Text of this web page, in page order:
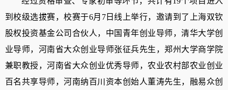
到校级选拔赛，校赛于6月7日线上举行， 邀请到了上海双钦
股权投资基金公司合伙人，中国青年创业导师，清华大学创
业导师，河南省大众创业导师张征兵先生，郑州大学商学院
兼职教授，河南省大众创业优秀导师，农业农村部农业创业
百名共享导师，河南纳百川资本创始人董涛先生，融易众创